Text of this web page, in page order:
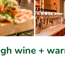
wine +